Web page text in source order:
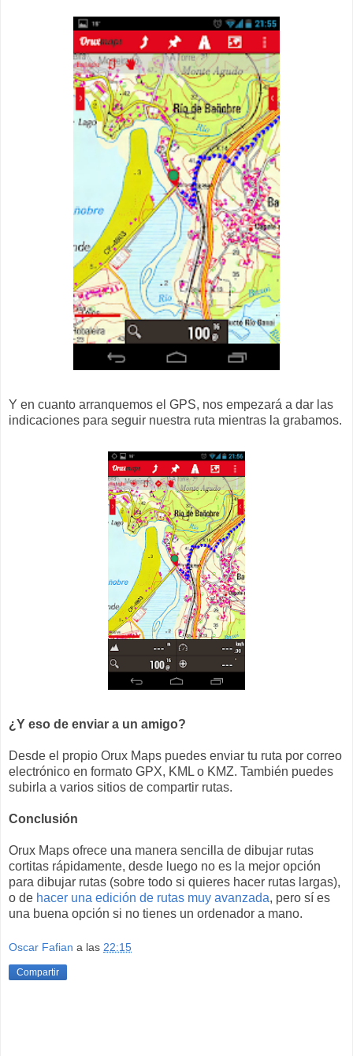
Y en cuanto arranquemos el GPS, nos empezará a dar las
indicaciones para seguir nuestra ruta mientras la grabamos.
¿Y eso de enviar a un amigo?
Desde el propio Orux Maps puedes enviar tu ruta por correo
electrónico en formato GPX, KML o KMZ. También puedes
subirla a varios sitios de compartir rutas.
Conclusión
Orux Maps ofrece una manera sencilla de dibujar rutas
cortitas rápidamente, desde luego no es la mejor opción
para dibujar rutas (sobre todo si quieres hacer rutas largas),
o de hacer una edición de rutas muy avanzada, pero sí es
una buena opción si no tienes un ordenador a mano.
Oscar Fafian a las 22:15
Compartir